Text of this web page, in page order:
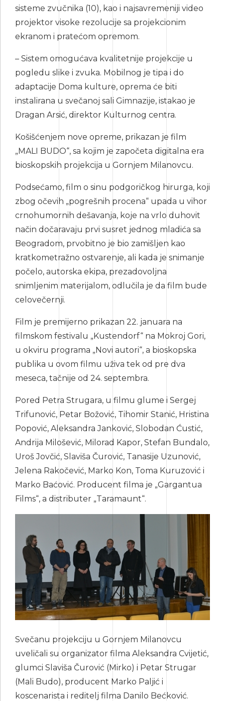
sisteme zvučnika (10), kao i najsavremeniji video
projektor visoke rezolucije sa projekcionim
ekranom i pratećom opremom.
– Sistem omogućava kvalitetnije projekcije u
pogledu slike i zvuka. Mobilnog je tipa i do
adaptacije Doma kulture, oprema će biti
instalirana u svečanoj sali Gimnazije, istakao je
Dragan Arsić, direktor Kulturnog centra.
Košišćenjem nove opreme, prikazan je film
„MALI BUDO“, sa kojim je započeta digitalna era
bioskopskih projekcija u Gornjem Milanovcu.
Podsećamo, film o sinu podgoričkog hirurga, koji
zbog očevih „pogrešnih procena“ upada u vihor
crnohumornih dešavanja, koje na vrlo duhovit
način dočaravaju prvi susret jednog mladića sa
Beogradom, prvobitno je bio zamišljen kao
kratkometražno ostvarenje, ali kada je snimanje
počelo, autorska ekipa, prezadovoljna
snimljenim materijalom, odlučila je da film bude
celovečernji.
Film je premijerno prikazan 22. januara na
filmskom festivalu „Kustendorf“ na Mokroj Gori,
u okviru programa „Novi autori“, a bioskopska
publika u ovom filmu uživa tek od pre dva
meseca, tačnije od 24. septembra.
Pored Petra Strugara, u filmu glume i Sergej
Trifunović, Petar Božović, Tihomir Stanić, Hristina
Popović, Aleksandra Janković, Slobodan Ćustić,
Andrija Milošević, Milorad Kapor, Stefan Bundalo,
Uroš Jovčić, Slaviša Čurović, Tanasije Uzunović,
Jelena Rakočević, Marko Kon, Toma Kuruzović i
Marko Baćović. Producent filma je „Gargantua
Films“, a distributer „Taramaunt“.
Svečanu projekciju u Gornjem Milanovcu
uveličali su organizator filma Aleksandra Cvijetić,
glumci Slaviša Čurović (Mirko) i Petar Strugar
(Mali Budo), producent Marko Paljić i
koscenarista i reditelj filma Danilo Bećković.